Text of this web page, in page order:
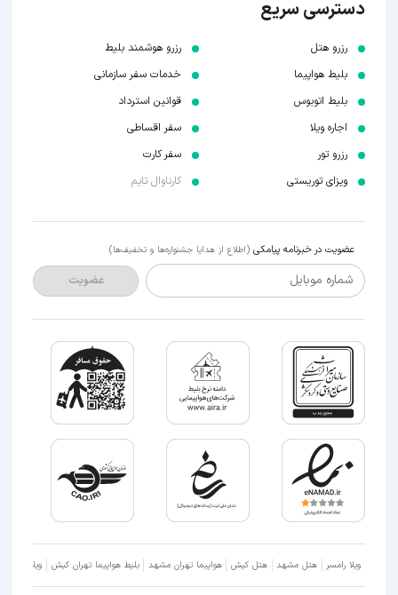
دسترسی سریع
رزرو هتل
بلیط هواپیما
بلیط اتوبوس
اجاره ویلا
رزرو تور
ویزای توریستی
رزرو هوشمند بلیط
خدمات سفر سازمانی
قوانین استرداد
سفر اقساطی
سفر کارت
کارناوال تایم
عضویت در خبرنامه پیامکی (اطلاع از هدایا جشنواره‌ها و تخفیف‌ها)
شماره موبایل عضویت
ویلا رامسر هتل مشهد هتل کیش هواپیما تهران مشهد بلیط هواپیما تهران کیش ویلا شمال